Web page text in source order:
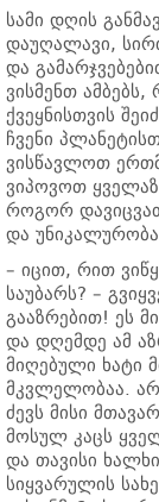
სამი დღის
დაუღალავი,
და
ვისმენთ
ქვეყნისთვის
ჩვენი
ვისწავლოთ
ვიპოვოთ
როგორ
და
– იცით, რით
საუბარს? –
გააზრებით! ეს
და დღემდე ამ
მიღებული ხატი
მკვლელობაა.
ძევს მისი
მოსულ კაცს
და თავისი
სიყვარულის